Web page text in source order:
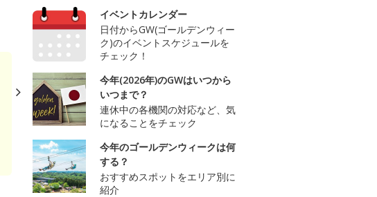
イベントカレンダー
日付からGW(ゴールデンウィー
ク)のイベントスケジュールを
チェック！
今年(2026年)のGWはいつから
いつまで？
連休中の各機関の対応など、気
になることをチェック
今年のゴールデンウィークは何
する？
おすすめスポットをエリア別に
紹介